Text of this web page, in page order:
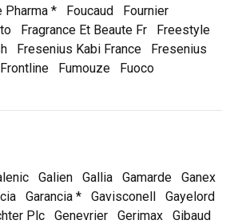
Pharma * Foucaud
Fournier
Fragrance Et Beaute Fr
Freestyle
Fresenius Kabi France
Fresenius
Frontline Fumouze Fuoco
et
Galien Gallia Gamarde
Ganex
Garancia * Gavisconell
Gayelord
Plc Genevrier Gerimax
Gibaud